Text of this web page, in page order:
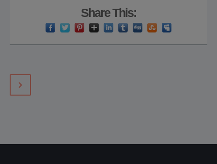
Share This: